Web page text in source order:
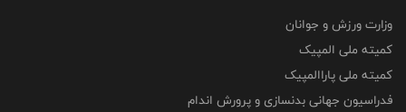
وزارت ورزش و جوانان
کمیته ملی المپیک
کمیته ملی پاراالمپیک
فدراسیون جهانی بدنسازی و پرورش اندام